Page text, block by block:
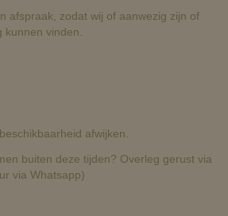
afspraak, zodat wij of aanwezig zijn of
vinden.
afwijken.
buiten deze tijden? Overleg gerust via
via Whatsapp)